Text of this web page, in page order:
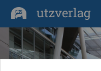
utzverlag